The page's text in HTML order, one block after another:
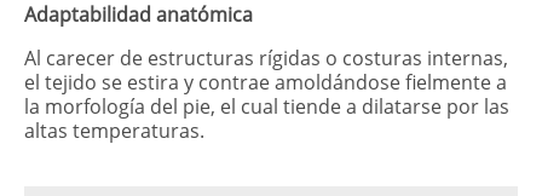
Adaptabilidad anatómica
Al carecer de estructuras rígidas o costuras internas,
el tejido se estira y contrae amoldándose fielmente a
la morfología del pie, el cual tiende a dilatarse por las
altas temperaturas.